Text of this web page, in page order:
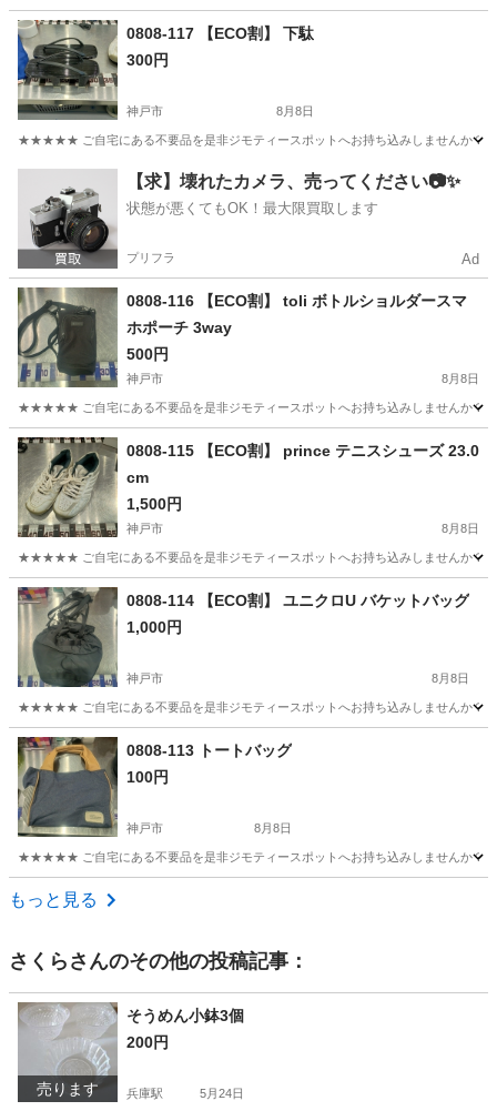
兵庫 神戸市 スポット
0808-117 【ECO割】 下駄
300円
神戸市 8月8日
★★★★★ ご自宅にある不要品を是非ジモティースポットへお持ち込みしませんか？
靴 スポット
【求】壊れたカメラ、売ってください📷✨
状態が悪くてもOK！最大限買取します
プリフラ Ad
0808-116 【ECO割】 toli ボトルショルダースマ
ホポーチ 3way
500円
神戸市 8月8日
★★★★★ ご自宅にある不要品を是非ジモティースポットへお持ち込みしませんか？
兵庫 神戸市 スポット
0808-115 【ECO割】 prince テニスシューズ 23.0
cm
1,500円
神戸市 8月8日
★★★★★ ご自宅にある不要品を是非ジモティースポットへお持ち込みしませんか？
兵庫 神戸市 テニスシューズ
0808-114 【ECO割】 ユニクロU バケットバッグ
1,000円
神戸市 8月8日
★★★★★ ご自宅にある不要品を是非ジモティースポットへお持ち込みしませんか？
兵庫 神戸市 バケット
0808-113 トートバッグ
100円
神戸市 8月8日
★★★★★ ご自宅にある不要品を是非ジモティースポットへお持ち込みしませんか？
兵庫 神戸市
もっと見る
さくら さんのその他の投稿記事：
売ります
そうめん小鉢3個
200円
兵庫駅 5月24日